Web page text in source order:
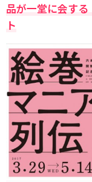
品が一堂に会す
ト